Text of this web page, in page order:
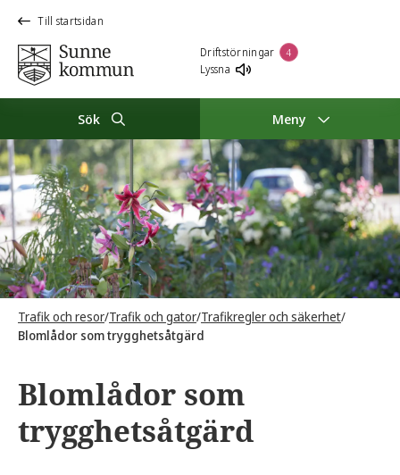
Till startsidan
Driftstörningar 4
Lyssna
Sök Meny
Trafik och resor/Trafik och gator/Trafikregler och säkerhet/
Blomlådor som trygghetsåtgärd
Blomlådor som
trygghetsåtgärd